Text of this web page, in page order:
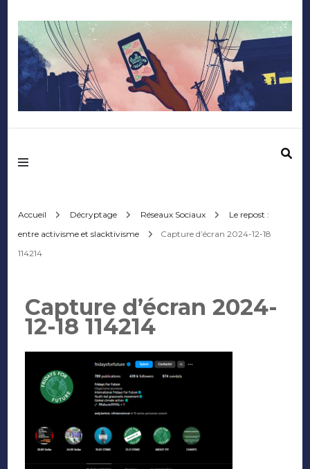
Mediafactory – Le
d'Audencia
SciencesCom
Accueil Décryptage Réseaux Sociaux
Le repost :
entre activisme et slacktivisme
Capture d’écran 2024-12-18
114214
Capture d’écran 2024-
12-18 114214